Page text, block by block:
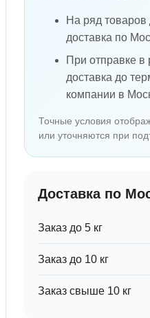
На ряд товаров
доставка по
При отправке в
доставка до
компании в
Точные условия
или уточняются при
Доставка по
Заказ до 5 кг
Заказ до 10 кг
Заказ свыше 10 кг